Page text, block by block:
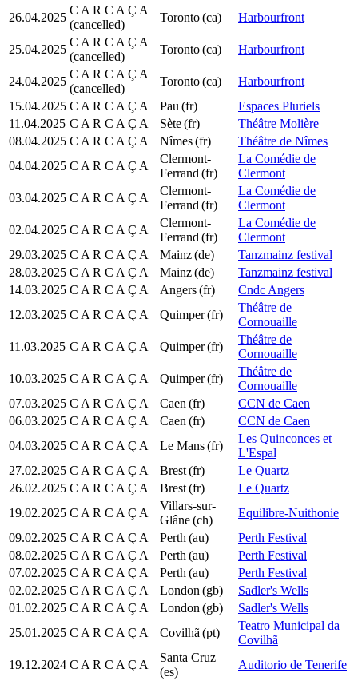
26.04.2025
C A R C A Ç A
(cancelled)
Toronto(ca) Harbourfront
25.04.2025
C A R C A Ç A
(cancelled)
Toronto(ca) Harbourfront
24.04.2025
C A R C A Ç A
(cancelled)
Toronto(ca)
Harbourfront
15.04.2025 C A R C A Ç A Pau (fr)
Espaces Pluriels
11.04.2025 C A R C A Ç A Sète(fr)
Théâtre Molière
08.04.2025 C A R C A Ç A Nîmes(fr)
Théâtre de Nîmes
04.04.2025 C A R C A Ç A
Clermont-
Ferrand (fr)
La Comédie de
Clermont
03.04.2025 C A R C A Ç A
Clermont-
Ferrand (fr)
La Comédie de
Clermont
02.04.2025 C A R C A Ç A
Clermont-
Ferrand (fr)
La Comédie de
Clermont
29.03.2025 C A R C A Ç A Mainz(de)
Tanzmainz festival
28.03.2025 C A R C A Ç A Mainz(de)
Tanzmainz festival
14.03.2025 C A R C A Ç A Angers(fr)
Cndc Angers
12.03.2025 C A R C A Ç A Quimper(fr)
Théâtre de
Cornouaille
11.03.2025 C A R C A Ç A Quimper(fr)
Théâtre de
Cornouaille
10.03.2025 C A R C A Ç A Quimper(fr)
Théâtre de
Cornouaille
07.03.2025 C A R C A Ç A Caen (fr)
CCN de Caen
06.03.2025 C A R C A Ç A Caen (fr)
CCN de Caen
04.03.2025 C A R C A Ç A Le Mans(fr)
Les Quinconces et
L'Espal
27.02.2025 C A R C A Ç A Brest(fr)
Le Quartz
26.02.2025 C A R C A Ç A Brest(fr)
Le Quartz
19.02.2025 C A R C A Ç A
Villars-sur-
Glâne(ch)
Equilibre-Nuithonie
09.02.2025 C A R C A Ç A Perth (au)
Perth Festival
08.02.2025 C A R C A Ç A Perth (au)
Perth Festival
07.02.2025 C A R C A Ç A Perth (au)
Perth Festival
02.02.2025 C A R C A Ç A London (gb)
Sadler's Wells
01.02.2025 C A R C A Ç A London (gb)
Sadler's Wells
25.01.2025 C A R C A Ç A Covilhã (pt)
Teatro Municipal da
Covilhã
19.12.2024 C A R C A Ç A
Santa Cruz
(es)
Auditorio de Tenerife